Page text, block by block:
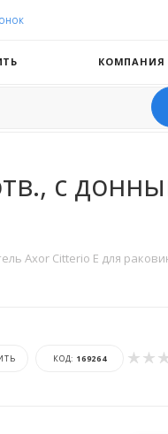
КОМПАНИЯ
с
Axor Citterio E для
КОД: 169264